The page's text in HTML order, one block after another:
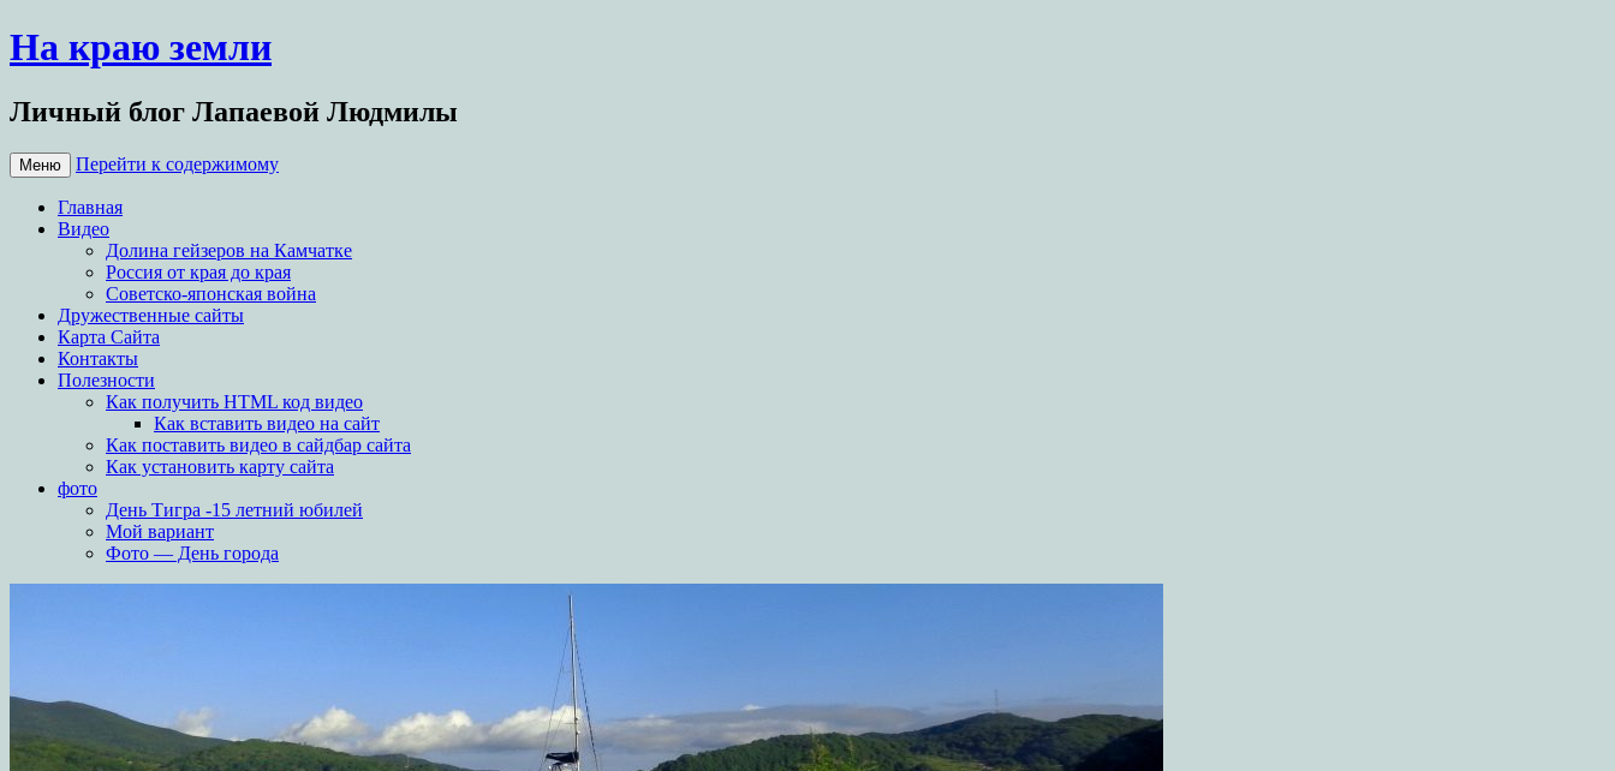
На краю земли
Личный блог Лапаевой Людмилы
Меню Перейти к содержимому
Главная
Видео
Долина гейзеров на Камчатке
Россия от края до края
Советско-японская война
Дружественные сайты
Карта Сайта
Контакты
Полезности
Как получить HTML код видео
Как вставить видео на сайт
Как поставить видео в сайдбар сайта
Как установить карту сайта
фото
День Тигра -15 летний юбилей
Мой вариант
Фото — День города